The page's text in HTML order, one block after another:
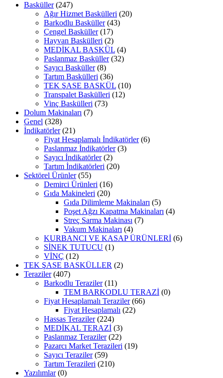
Basküller (247)
Ağır Hizmet Baskülleri (20)
Barkodlu Basküller (43)
Çengel Basküller (17)
Hayvan Baskülleri (2)
MEDİKAL BASKÜL (4)
Paslanmaz Basküller (32)
Sayıcı Basküller (8)
Tartım Baskülleri (36)
TEK ŞASE BASKÜL (10)
Transpalet Baskülleri (12)
Vinç Baskülleri (73)
Dolum Makinaları (7)
Genel (328)
İndikatörler (21)
Fiyat Hesaplamalı İndikatörler (6)
Paslanmaz İndikatörler (3)
Sayıcı İndikatörler (2)
Tartım İndikatörleri (20)
Sektörel Ürünler (55)
Demirci Ürünleri (16)
Gıda Makineleri (20)
Gıda Dilimleme Makinaları (5)
Poşet Ağzı Kapatma Makinaları (4)
Streç Sarma Makinası (7)
Vakum Makinaları (4)
KURBANCI VE KASAP ÜRÜNLERİ (6)
SİNEK TUTUCU (1)
VİNÇ (12)
TEK ŞASE BASKÜLLER (2)
Teraziler (407)
Barkodlu Teraziler (11)
TEM BARKODLU TERAZİ (0)
Fiyat Hesaplamalı Teraziler (66)
Fiyat Hesaplamalı (22)
Hassas Teraziler (224)
MEDİKAL TERAZİ (3)
Paslanmaz Teraziler (22)
Pazarcı Market Terazileri (19)
Sayıcı Teraziler (59)
Tartım Terazileri (210)
Yazılımlar (0)